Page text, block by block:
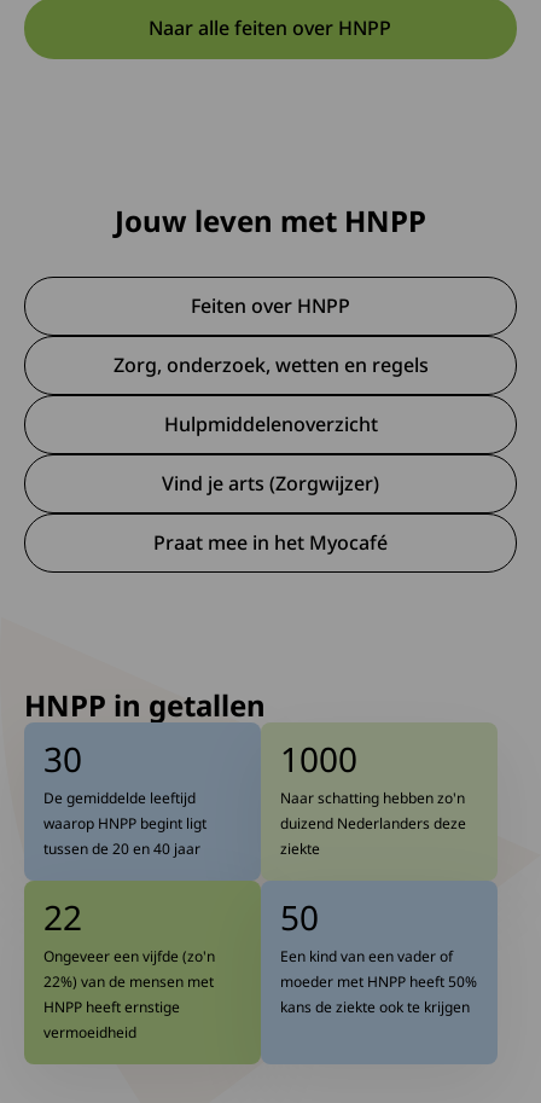
Naar alle feiten over HNPP
Jouw leven met HNPP
Feiten over HNPP
Zorg, onderzoek, wetten en regels
Hulpmiddelenoverzicht
Vind je arts (Zorgwijzer)
Praat mee in het Myocafé
HNPP in getallen
30
De gemiddelde leeftijd
waarop HNPP begint ligt
tussen de 20 en 40 jaar
1000
Naar schatting hebben zo'n
duizend Nederlanders deze
ziekte
22
Ongeveer een vijfde (zo'n
22%) van de mensen met
HNPP heeft ernstige
vermoeidheid
50
Een kind van een vader of
moeder met HNPP heeft 50%
kans de ziekte ook te krijgen